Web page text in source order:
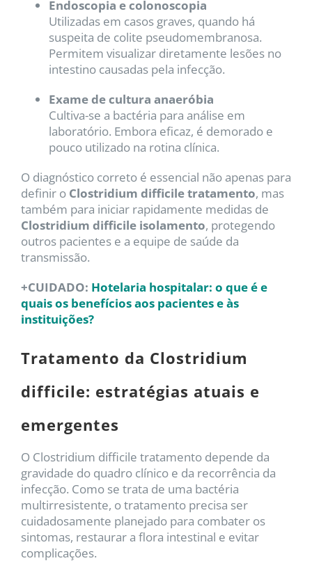
Endoscopia e colonoscopia
Utilizadas em casos graves, quando há
suspeita de colite pseudomembranosa.
Permitem visualizar diretamente lesões no
intestino causadas pela infecção.
Exame de cultura anaeróbia
Cultiva-se a bactéria para análise em
laboratório. Embora eficaz, é demorado e
pouco utilizado na rotina clínica.
O diagnóstico correto é essencial não apenas para
definir o Clostridium difficile tratamento, mas
também para iniciar rapidamente medidas de
Clostridium difficile isolamento, protegendo
outros pacientes e a equipe de saúde da
transmissão.
+CUIDADO: Hotelaria hospitalar: o que é e
quais os benefícios aos pacientes e às
instituições?
Tratamento da Clostridium
difficile: estratégias atuais e
emergentes
O Clostridium difficile tratamento depende da
gravidade do quadro clínico e da recorrência da
infecção. Como se trata de uma bactéria
multirresistente, o tratamento precisa ser
cuidadosamente planejado para combater os
sintomas, restaurar a flora intestinal e evitar
complicações.